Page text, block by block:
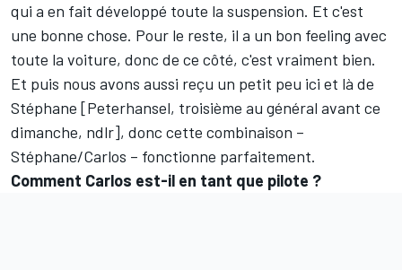
qui a en fait développé toute la suspension. Et c'est
une bonne chose. Pour le reste, il a un bon feeling avec
toute la voiture, donc de ce côté, c'est vraiment bien.
Et puis nous avons aussi reçu un petit peu ici et là de
Stéphane [Peterhansel, troisième au général avant ce
dimanche, ndlr], donc cette combinaison –
Stéphane/Carlos – fonctionne parfaitement.
Comment Carlos est-il en tant que pilote ?